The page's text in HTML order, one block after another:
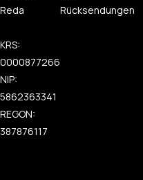
Reda
KRS:
0000877266
NIP:
5862363341
REGON:
387876117
Rücksendungen